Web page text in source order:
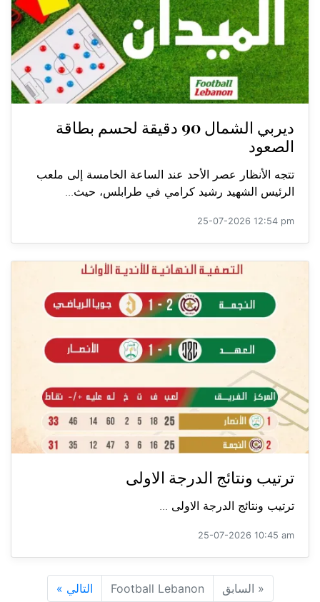
ديربي الشمال 90 دقيقة لحسم بطاقة
الصعود
تتجه الأنظار عصر الأحد عند الساعة الخامسة إلى ملعب
الرئيس الشهيد رشيد كرامي في طرابلس، حيث...
25-07-2026 12:54 pm
ترتيب ونتائج الدرجة الاولى
ترتيب ونتائج الدرجة الاولى ...
25-07-2026 10:45 am
« السابق Football Lebanon التالي »